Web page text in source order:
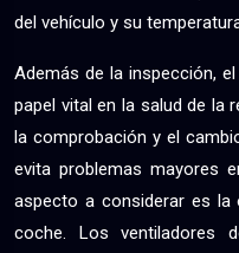
del vehículo y su
Además de la inspección,
papel vital en la salud de la
la comprobación y el
evita problemas mayores
aspecto a considerar es la
coche. Los ventiladores